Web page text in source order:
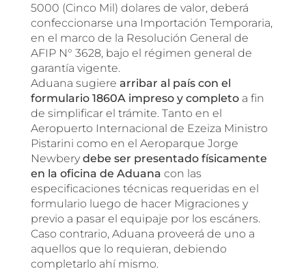
5000 (Cinco Mil) dolares de valor, deberá
confeccionarse una Importación Temporaria,
en el marco de la Resolución General de
AFIP N° 3628, bajo el régimen general de
garantía vigente.
Aduana sugiere arribar al país con el
formulario 1860A impreso y completo a fin
de simplificar el trámite. Tanto en el
Aeropuerto Internacional de Ezeiza Ministro
Pistarini como en el Aeroparque Jorge
Newberydebe ser presentado físicamente
en la oficina de Aduana con las
especificaciones técnicas requeridas en el
formulario luego de hacer Migraciones y
previo a pasar el equipaje por los escáners.
Caso contrario, Aduana proveerá de uno a
aquellos que lo requieran, debiendo
completarlo ahí mismo.